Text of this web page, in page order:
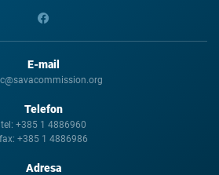
E-mail
Telefon
tel: +385 1 4886960
fax: +385 1 4886986
Adresa